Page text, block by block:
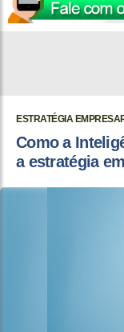
ESTRATÉGIA
Como a
a estratégia